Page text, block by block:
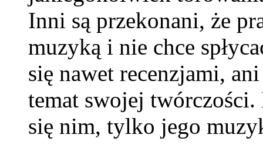
Inni są przekonani, że
muzyką i nie chce
się nawet recenzjami,
temat swojej
się nim, tylko jego